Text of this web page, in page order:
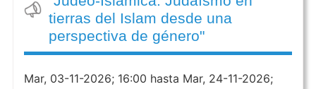
tierras del Islam desde una
perspectiva de género"
Mar, 03-11-2026; 16:00 hasta Mar, 24-11-2026;